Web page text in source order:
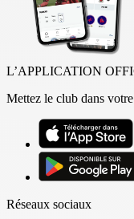
L’APPLICATION
Mettez le club dans
Réseaux sociaux